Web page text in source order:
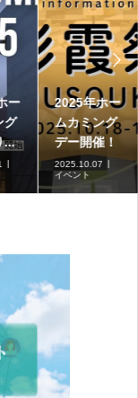
...
2025年ホー
ムカミング
デーあり...
2025.11.01
イベント
